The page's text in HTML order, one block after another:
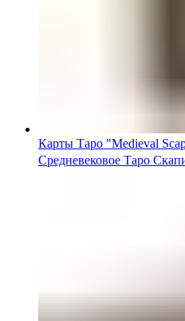
Карты Таро "Medieval
Средневековое Таро